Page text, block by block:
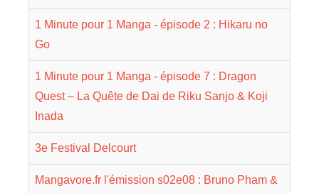
1 Minute pour 1 Manga - épisode 2 : Hikaru no
Go
1 Minute pour 1 Manga - épisode 7 : Dragon
Quest – La Quête de Dai de Riku Sanjo & Koji
Inada
3e Festival Delcourt
Mangavore.fr l'émission s02e08 : Bruno Pham &